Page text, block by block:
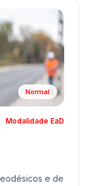
Normal
Modalidade EaD
e de